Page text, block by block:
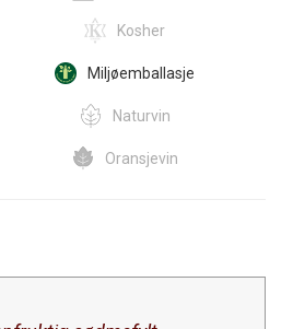
Kosher
Miljøemballasje
Naturvin
Oransjevin